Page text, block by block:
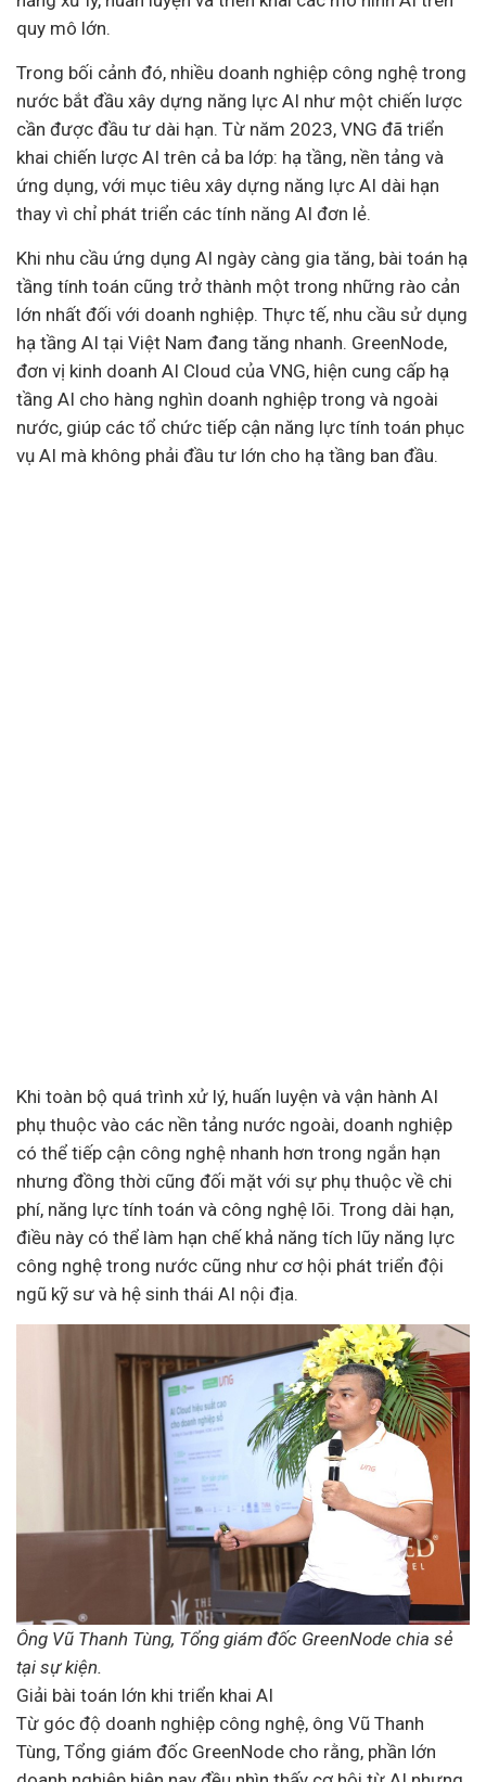
quy mô lớn.
Trong bối cảnh đó, nhiều doanh nghiệp công nghệ trong
nước bắt đầu xây dựng năng lực AI như một chiến lược
cần được đầu tư dài hạn. Từ năm 2023, VNG đã triển
khai chiến lược AI trên cả ba lớp: hạ tầng, nền tảng và
ứng dụng, với mục tiêu xây dựng năng lực AI dài hạn
thay vì chỉ phát triển các tính năng AI đơn lẻ.
Khi nhu cầu ứng dụng AI ngày càng gia tăng, bài toán hạ
tầng tính toán cũng trở thành một trong những rào cản
lớn nhất đối với doanh nghiệp. Thực tế, nhu cầu sử dụng
hạ tầng AI tại Việt Nam đang tăng nhanh. GreenNode,
đơn vị kinh doanh AI Cloud của VNG, hiện cung cấp hạ
tầng AI cho hàng nghìn doanh nghiệp trong và ngoài
nước, giúp các tổ chức tiếp cận năng lực tính toán phục
vụ AI mà không phải đầu tư lớn cho hạ tầng ban đầu.
Khi toàn bộ quá trình xử lý, huấn luyện và vận hành AI
phụ thuộc vào các nền tảng nước ngoài, doanh nghiệp
có thể tiếp cận công nghệ nhanh hơn trong ngắn hạn
nhưng đồng thời cũng đối mặt với sự phụ thuộc về chi
phí, năng lực tính toán và công nghệ lõi. Trong dài hạn,
điều này có thể làm hạn chế khả năng tích lũy năng lực
công nghệ trong nước cũng như cơ hội phát triển đội
ngũ kỹ sư và hệ sinh thái AI nội địa.
Ông Vũ Thanh Tùng, Tổng giám đốc GreenNode chia sẻ
tại sự kiện.
Giải bài toán lớn khi triển khai AI
Từ góc độ doanh nghiệp công nghệ, ông Vũ Thanh
Tùng, Tổng giám đốc GreenNode cho rằng, phần lớn